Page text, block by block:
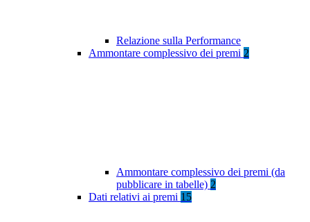
Relazione sulla Performance
Ammontare complessivo dei premi 2
Ammontare complessivo dei premi (da
pubblicare in tabelle) 2
Dati relativi ai premi 15